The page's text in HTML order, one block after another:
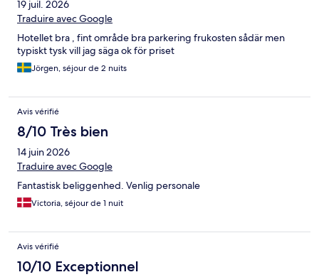
19 juil. 2026
Traduire avec Google
Hotellet bra , fint område bra parkering frukosten sådär men
typiskt tysk vill jag säga ok för priset
Jörgen, séjour de 2 nuits
Avis vérifié
8/10 Très bien
14 juin 2026
Traduire avec Google
Fantastisk beliggenhed. Venlig personale
Victoria, séjour de 1 nuit
Avis vérifié
10/10 Exceptionnel